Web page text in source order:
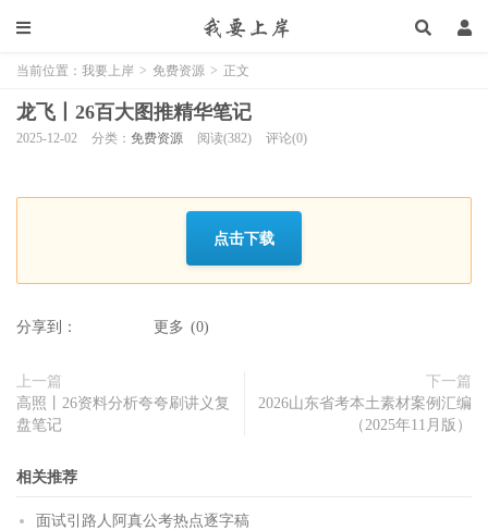
当前位置： 我要上岸 > 免费资源 > 正文
龙飞丨26百大图推精华笔记
2025-12-02 分类： 免费资源 阅读(382) 评论(0)
点击下载
分享到： 更多 (0)
上一篇
高照丨26资料分析夸夸刷讲义复
盘笔记
下一篇
2026山东省考本土素材案例汇编
（2025年11月版）
相关推荐
面试引路人阿真公考热点逐字稿